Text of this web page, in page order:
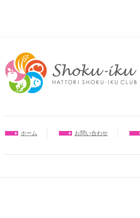
ホーム お問い合わせ